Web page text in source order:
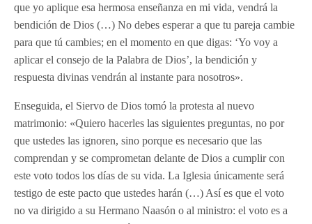
que yo aplique esa hermosa enseñanza en mi vida, vendrá la
bendición de Dios (…) No debes esperar a que tu pareja cambie
para que tú cambies; en el momento en que digas: ‘Yo voy a
aplicar el consejo de la Palabra de Dios’, la bendición y
respuesta divinas vendrán al instante para nosotros».
Enseguida, el Siervo de Dios tomó la protesta al nuevo
matrimonio: «Quiero hacerles las siguientes preguntas, no por
que ustedes las ignoren, sino porque es necesario que las
comprendan y se comprometan delante de Dios a cumplir con
este voto todos los días de su vida. La Iglesia únicamente será
testigo de este pacto que ustedes harán (…) Así es que el voto
no va dirigido a su Hermano Naasón o al ministro: el voto es a